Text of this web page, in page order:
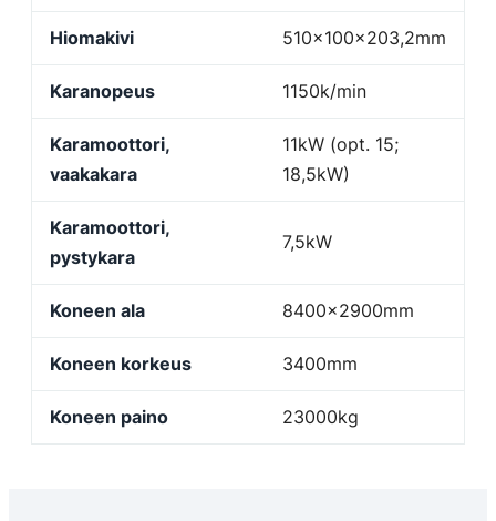
Hiomakivi 510x100x203,2mm
Karanopeus 1150k/min
Karamoottori,
vaakakara
11kW (opt. 15;
18,5kW)
Karamoottori,
pystykara
7,5kW
Koneen ala 8400x2900mm
Koneen korkeus 3400mm
Koneen paino 23000kg